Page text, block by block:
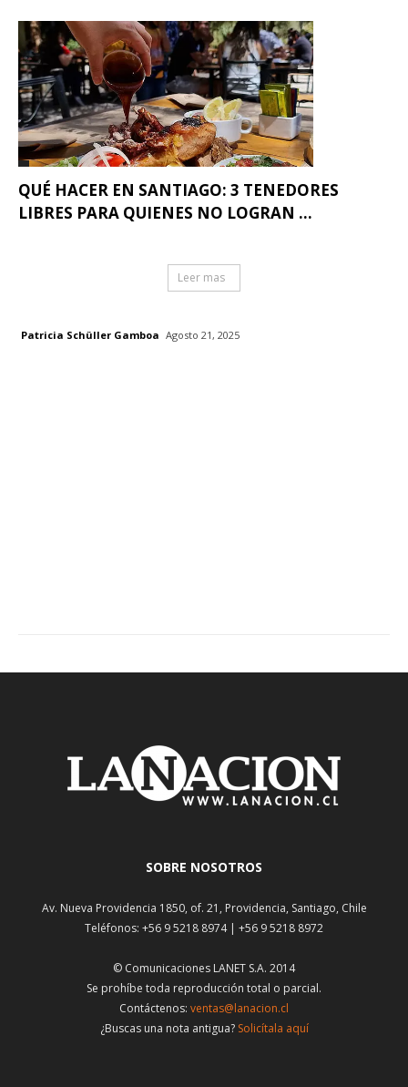
QUÉ HACER EN SANTIAGO: 3 TENEDORES
LIBRES PARA QUIENES NO LOGRAN ...
Leer mas
Patricia Schüller Gamboa Agosto 21, 2025
SOBRE NOSOTROS
Av. Nueva Providencia 1850, of. 21, Providencia, Santiago, Chile
Teléfonos: +56 9 5218 8974 | +56 9 5218 8972
© Comunicaciones LANET S.A. 2014
Se prohíbe toda reproducción total o parcial.
Contáctenos: ventas@lanacion.cl
¿Buscas una nota antigua? Solicítala aquí